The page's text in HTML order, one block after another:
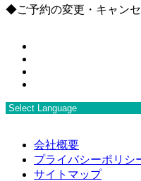
◆ご予約の変更・キャン
会社概要
プライバシーポリシ
サイトマップ